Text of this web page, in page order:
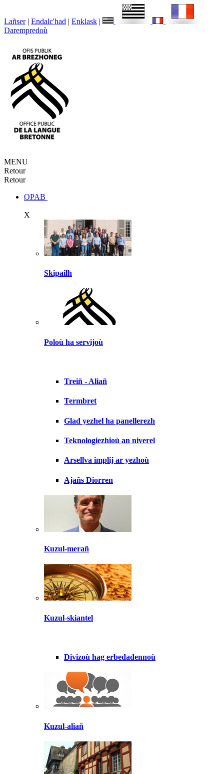
Lañser | Endalc'had | Enklask |
Darempredoù
MENU
Retour
Retour
OPAB
X
Skipailh
Poloù ha servijoù
Treiñ - Aliañ
Termbret
Glad yezhel ha panellerezh
Teknologiezhioù an niverel
Arsellva implij ar yezhoù
Ajañs Diorren
Kuzul-merañ
Kuzul-skiantel
Divizoù hag erbedadennoù
Kuzul-aliañ